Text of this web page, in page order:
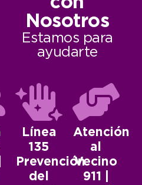
Nosotros
Estamos para
ayudarte
Línea
135
Prevención
del
Atención
al
Vecino
911 |